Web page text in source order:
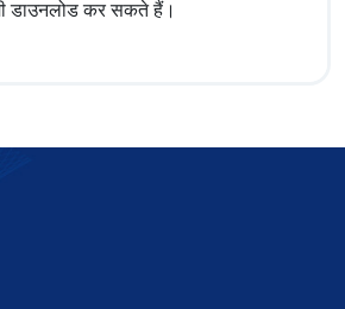
डाउनलोड कर सकते हैं।